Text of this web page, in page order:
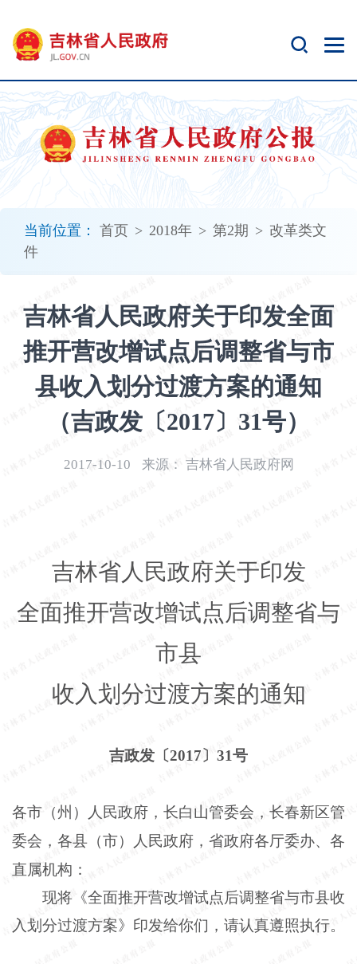
当前位置： 首页 > 2018年 > 第2期 > 改革类文
件
吉林省人民政府关于印发全面
推开营改增试点后调整省与市
县收入划分过渡方案的通知
（吉政发〔2017〕31号）
2017-10-10 来源： 吉林省人民政府网
吉林省人民政府关于印发
全面推开营改增试点后调整省与
市县
收入划分过渡方案的通知
吉政发〔2017〕31号
各市（州）人民政府，长白山管委会，长春新区管
委会，各县（市）人民政府，省政府各厅委办、各
直属机构：
现将《全面推开营改增试点后调整省与市县收
入划分过渡方案》印发给你们，请认真遵照执行。
开
无
障
碍
说
明
加